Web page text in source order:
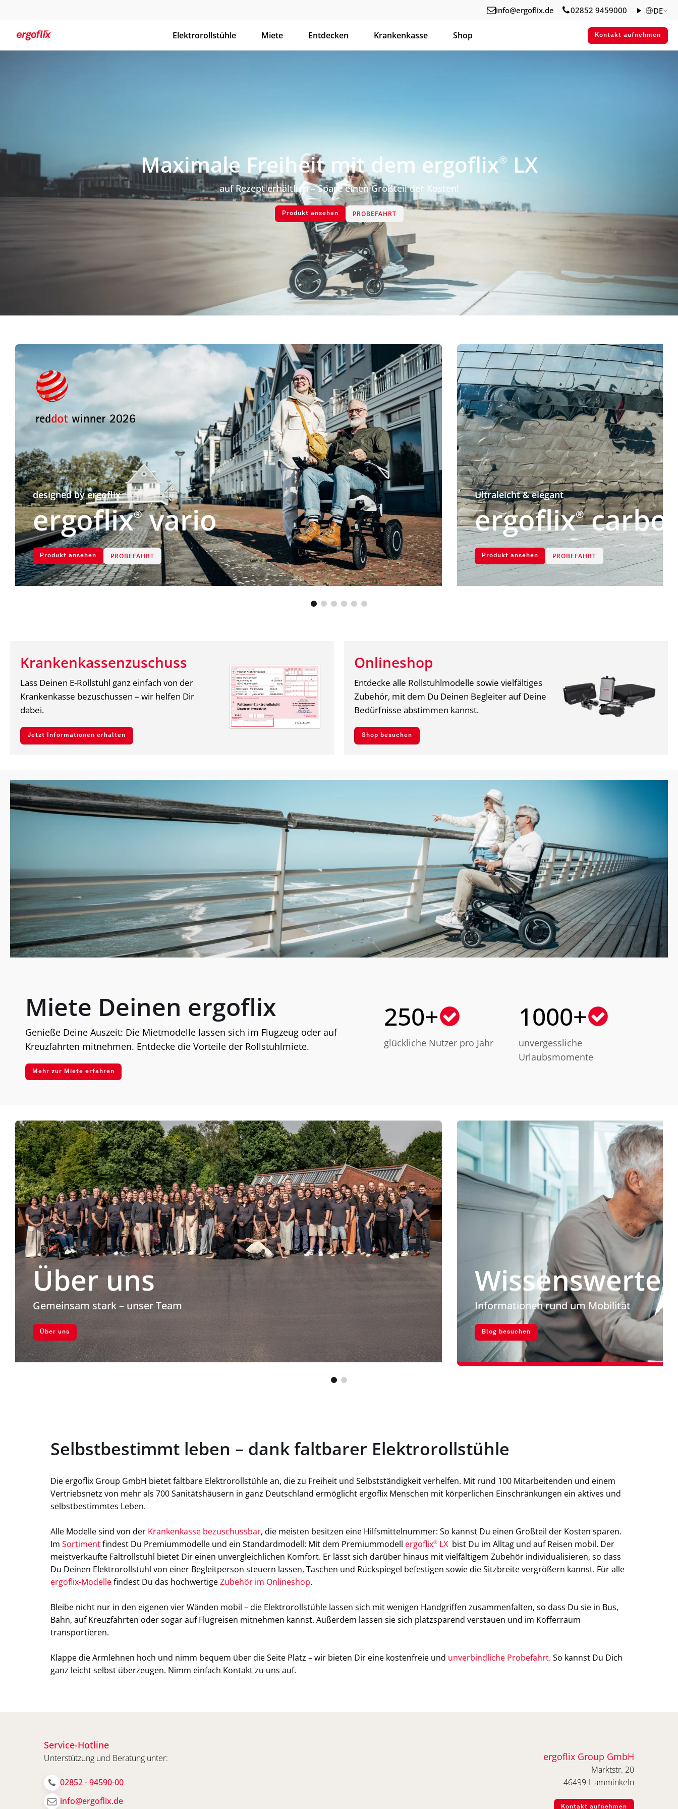
info@ergoflix.de 02852 9459000 DE
Elektrorollstühle Miete Entdecken Krankenkasse Shop Kontakt aufnehmen
Maximale Freiheit mit dem ergoflix® LX
auf Rezept erhältlich – Spare einen Großteil der Kosten!
Produkt ansehen PROBEFAHRT
designed by ergoflix
ergoflix®vario
Produkt ansehen PROBEFAHRT
Ultraleicht & elegant
ergoflix®
Produkt ansehen PROBEFAHRT
Krankenkassenzuschuss
Lass Deinen E-Rollstuhl ganz einfach von der
Krankenkasse bezuschussen – wir helfen Dir
dabei.
Jetzt Informationen erhalten
Onlineshop
Entdecke alle Rollstuhlmodelle sowie vielfältiges
Zubehör, mit dem Du Deinen Begleiter auf Deine
Bedürfnisse abstimmen kannst.
Shop besuchen
Miete Deinen ergoflix
Genieße Deine Auszeit: Die Mietmodelle lassen sich im Flugzeug oder auf
Kreuzfahrten mitnehmen. Entdecke die Vorteile der Rollstuhlmiete.
Mehr zur Miete erfahren
250+
glückliche Nutzer pro Jahr
1000+
unvergessliche
Urlaubsmomente
Über uns
Gemeinsam stark – unser Team
Über uns
Wissenswertes
Informationen rund um Mobilität
Blog besuchen
Selbstbestimmt leben – dank faltbarer Elektrorollstühle
Die ergoflix Group GmbH bietet faltbare Elektrorollstühle an, die zu Freiheit und Selbstständigkeit verhelfen. Mit rund 100 Mitarbeitenden und einem
Vertriebsnetz von mehr als 700 Sanitätshäusern in ganz Deutschland ermöglicht ergoflix Menschen mit körperlichen Einschränkungen ein aktives und
selbstbestimmtes Leben.
Alle Modelle sind von der Krankenkasse bezuschussbar, die meisten besitzen eine Hilfsmittelnummer: So kannst Du einen Großteil der Kosten sparen.
Im Sortimentfindest Du Premiummodelle und ein Standardmodell: Mit dem Premiummodell ergoflix® LX bist Du im Alltag und auf Reisen mobil. Der
meistverkaufte Faltrollstuhl bietet Dir einen unvergleichlichen Komfort. Er lässt sich darüber hinaus mit vielfältigem Zubehör individualisieren, so dass
Du Deinen Elektrorollstuhl von einer Begleitperson steuern lassen, Taschen und Rückspiegel befestigen sowie die Sitzbreite vergrößern kannst. Für alle
ergoflix-Modellefindest Du das hochwertigeZubehör im Onlineshop.
Bleibe nicht nur in den eigenen vier Wänden mobil – die Elektrorollstühle lassen sich mit wenigen Handgriffen zusammenfalten, so dass Du sie in Bus,
Bahn, auf Kreuzfahrten oder sogar auf Flugreisen mitnehmen kannst. Außerdem lassen sie sich platzsparend verstauen und im Kofferraum
transportieren.
Klappe die Armlehnen hoch und nimm bequem über die Seite Platz – wir bieten Dir eine kostenfreie und unverbindliche Probefahrt. So kannst Du Dich
ganz leicht selbst überzeugen. Nimm einfach Kontakt zu uns auf.
Service-Hotline
Unterstützung und Beratung unter:
02852 - 94590-00
info@ergoflix.de
ergoflix Group GmbH
Marktstr. 20
46499 Hamminkeln
Kontakt aufnehmen